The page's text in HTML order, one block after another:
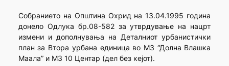
Собранието на Општина Охрид на 13.04.1995 година
донело Одлука бр.08-582 за утврдување на нацрт
измени и дополнувања на Деталниот урбанистички
план за Втора урбана единица во МЗ “Долна Влашка
Маала” и МЗ 10 Центар (дел без кејот).